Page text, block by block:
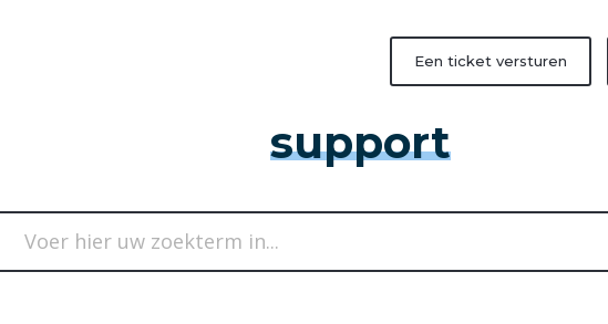
Een ticket versturen
support